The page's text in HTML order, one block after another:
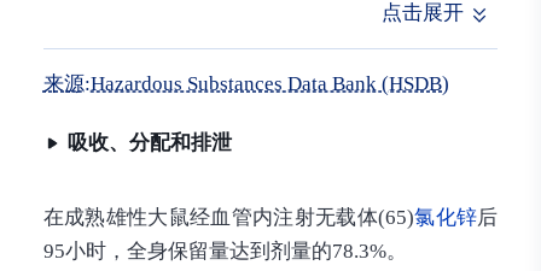
nd from 16% to 42% in 3 patients suffering from acr
odermatitis enterohepatica. The whole-body zinc ret
ention was measured for 34 days ... One week after o
est concentrations were found in bone tissue followe
点击展开
来源:Hazardous Substances Data Bank (HSDB)
吸收、分配和排泄
在成熟雄性大鼠经血管内注射无载体(65)氯化锌后
95小时，全身保留量达到剂量的78.3%。